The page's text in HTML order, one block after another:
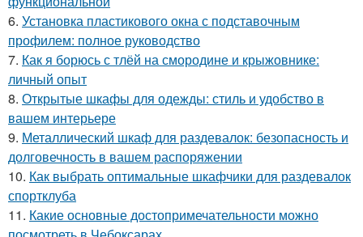
6. Установка пластикового окна с подставочным
профилем: полное руководство
7. Как я борюсь с тлёй на смородине и крыжовнике:
личный опыт
8. Открытые шкафы для одежды: стиль и удобство в
вашем интерьере
9. Металлический шкаф для раздевалок: безопасность и
долговечность в вашем распоряжении
10. Как выбрать оптимальные шкафчики для раздевалок
спортклуба
11. Какие основные достопримечательности можно